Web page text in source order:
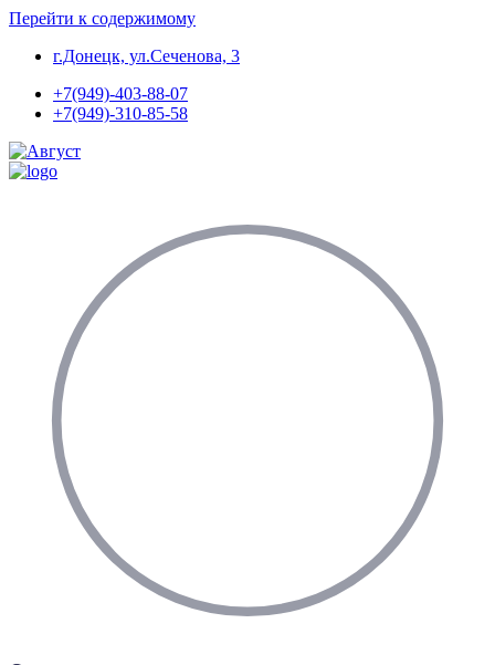
Перейти к содержимому
г.Донецк, ул.Сеченова, 3
+7(949)-403-88-07
+7(949)-310-85-58